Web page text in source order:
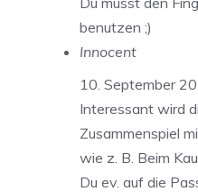
benutzen ;)
Innocent
10. September
Interessant wird
Zusammenspiel
wie z. B. Beim
Du ev. auf die